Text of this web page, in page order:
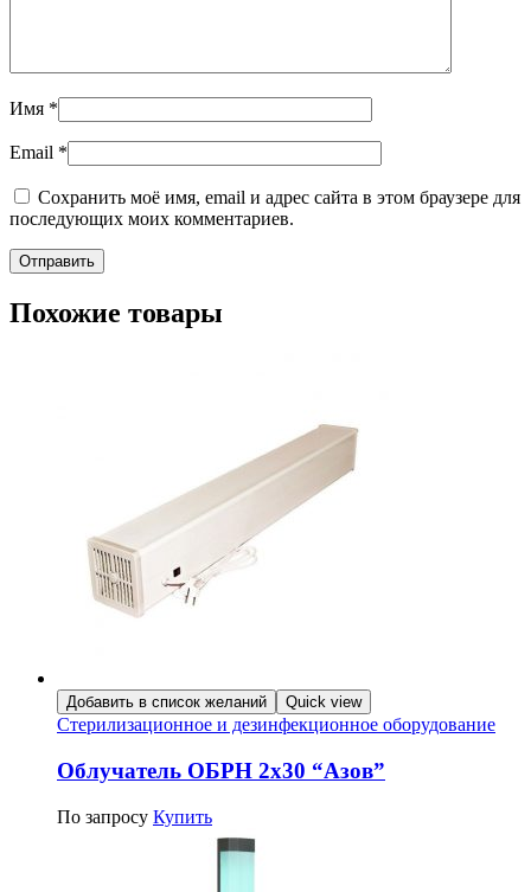
Имя *
Email *
Сохранить моё имя, email и адрес сайта в этом браузере для
последующих моих комментариев.
Похожие товары
Добавить в список желаний Quick view
Стерилизационное и дезинфекционное оборудование
Облучатель ОБРН 2х30 “Азов”
По запросу Купить